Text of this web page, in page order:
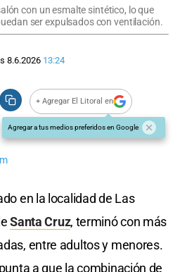
con un esmalte sintético, lo que
ser expulsados con ventilación.
8.6.2026 13:24
+ Agregar El Litoral en
Agregar a tus medios preferidos en Google
en la localidad de Las
Santa Cruz, terminó con más
entre adultos y menores.
a que la combinación de